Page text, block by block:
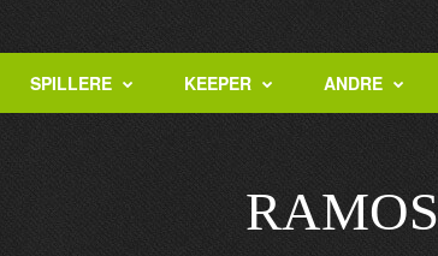
SPILLERE KEEPER ANDRE
RAMOS